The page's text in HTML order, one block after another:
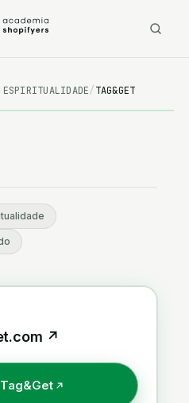
Profissionais
ESPIRITUALIDADE/TAG&GET
↗
Tag&Get